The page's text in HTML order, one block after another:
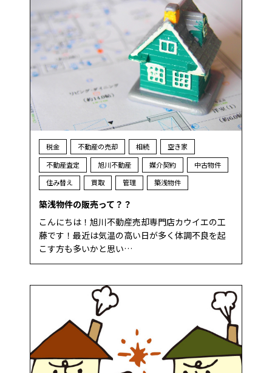
税金 不動産の売却 相続
空き家
不動産査定
旭川不動産 媒介契約
中古物件
住み替え
買取 管理 築浅物件
築浅物件の販売って？？
こんにちは！旭川不動産売却専門店カウイエの工
藤です！最近は気温の高い日が多く体調不良を起
こす方も多いかと思い…